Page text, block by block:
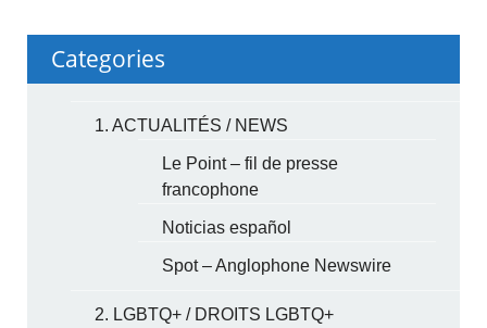
Categories
1. ACTUALITÉS / NEWS
Le Point – fil de presse
francophone
Noticias español
Spot – Anglophone Newswire
2. LGBTQ+ / DROITS LGBTQ+